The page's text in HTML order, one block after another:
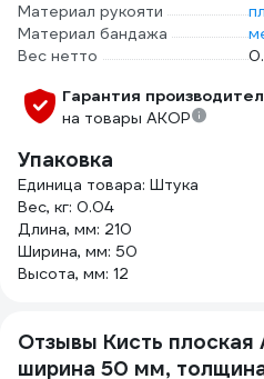
Материал рукояти
Материал бандажа
Вес нетто
Гарантия
на товары АКОР
Упаковка
Единица товара: Штука
Вес, кг: 0.04
Длина, мм: 210
Ширина, мм: 50
Высота, мм: 12
Отзывы Кисть плоская
ширина 50 мм,